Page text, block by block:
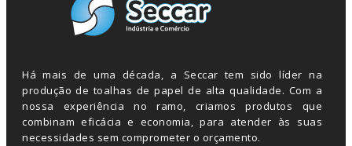
Há mais de uma década, a Seccar tem sido líder na
produção de toalhas de papel de alta qualidade. Com a
nossa experiência no ramo, criamos produtos que
combinam eficácia e economia, para atender às suas
necessidades sem comprometer o orçamento.